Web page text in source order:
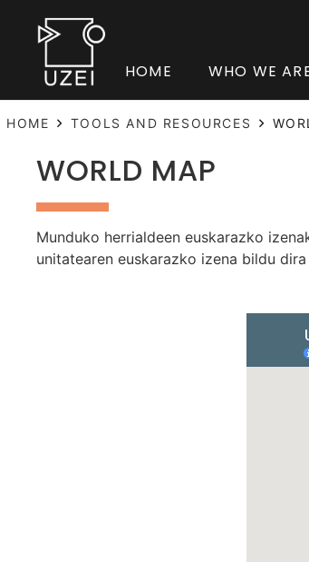
HOME WHO WE
HOME TOOLS AND RESOURCES
WORLD MAP
Munduko herrialdeen euskarazko
unitatearen euskarazko izena bildu